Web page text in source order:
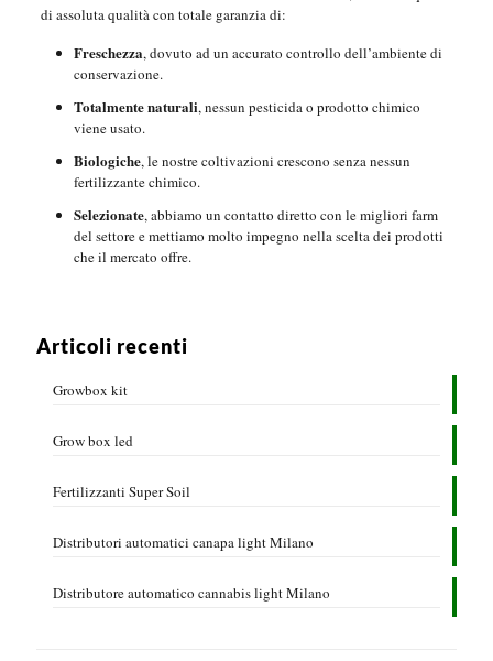
di assoluta qualità con totale garanzia di:
Freschezza, dovuto ad un accurato controllo dell’ambiente di
conservazione.
Totalmente naturali, nessun pesticida o prodotto chimico
viene usato.
Biologiche, le nostre coltivazioni crescono senza nessun
fertilizzante chimico.
Selezionate, abbiamo un contatto diretto con le migliori farm
del settore e mettiamo molto impegno nella scelta dei prodotti
che il mercato offre.
Articoli recenti
Growbox kit
Grow box led
Fertilizzanti Super Soil
Distributori automatici canapa light Milano
Distributore automatico cannabis light Milano